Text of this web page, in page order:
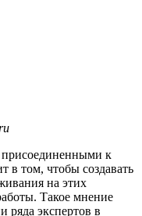
присоединенными к
в том, чтобы создавать
на этих
Такое мнение
ряда экспертов в